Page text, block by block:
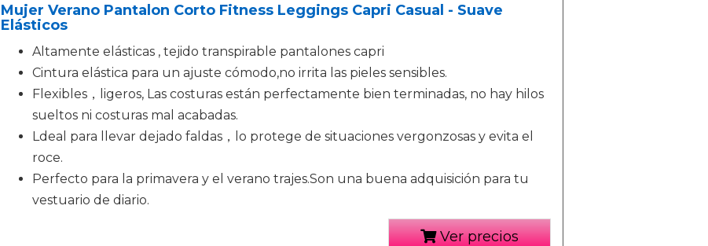
Mujer Verano Pantalon Corto Fitness Leggings Capri Casual - Suave
Elásticos
Altamente elásticas , tejido transpirable pantalones capri
Cintura elástica para un ajuste cómodo,no irrita las pieles sensibles.
Flexibles，ligeros, Las costuras están perfectamente bien terminadas, no hay hilos
sueltos ni costuras mal acabadas.
Ldeal para llevar dejado faldas，lo protege de situaciones vergonzosas y evita el
roce.
Perfecto para la primavera y el verano trajes.Son una buena adquisición para tu
vestuario de diario.
Ver precios